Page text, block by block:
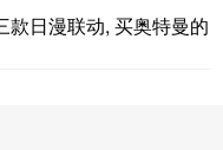
款日漫联动, 买奥特曼的